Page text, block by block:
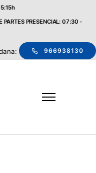
PARTES PRESENCIAL: 07:30 -
966938130